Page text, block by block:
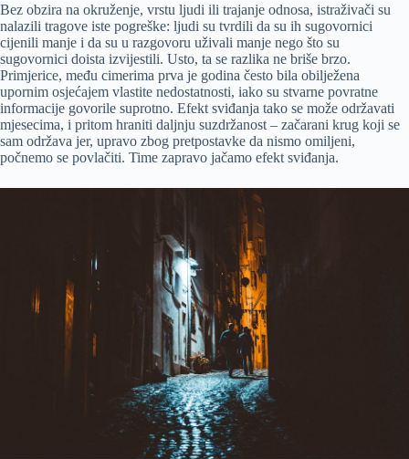
Bez obzira na okruženje, vrstu ljudi ili trajanje odnosa, istraživači su
nalazili tragove iste pogreške: ljudi su tvrdili da su ih sugovornici
cijenili manje i da su u razgovoru uživali manje nego što su
sugovornici doista izvijestili. Usto, ta se razlika ne briše brzo.
Primjerice, među cimerima prva je godina često bila obilježena
upornim osjećajem vlastite nedostatnosti, iako su stvarne povratne
informacije govorile suprotno. Efekt sviđanja tako se može održavati
mjesecima, i pritom hraniti daljnju suzdržanost – začarani krug koji se
sam održava jer, upravo zbog pretpostavke da nismo omiljeni,
počnemo se povlačiti. Time zapravo jačamo efekt sviđanja.